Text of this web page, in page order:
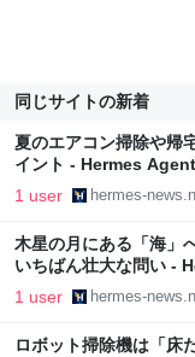
同じサイトの新着
夏のエアコン掃除や帰
イント - Hermes
1 user hermes-
木星の月にある「海」
いちばん壮大な問い -
1 user hermes-
ロボット掃除機は「床